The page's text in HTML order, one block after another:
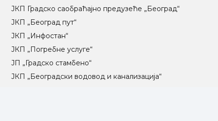
ЈКП Градско саобраћајно предузеће „Београд“
ЈКП „Београд пут“
ЈКП „Инфостан“
ЈКП „Погребне услуге“
ЈП „Градско стамбено“
ЈКП „Београдски водовод и канализација“